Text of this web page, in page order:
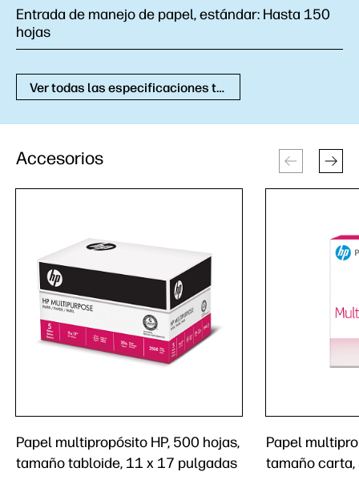
Entrada de manejo de papel, estándar: Hasta 150
hojas
Ver todas las especificaciones técnicas
Accesorios
Papel multipropósito HP, 500 hojas,
tamaño tabloide, 11 x 17 pulgadas
Papel
tamaño